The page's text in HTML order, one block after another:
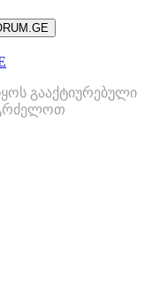
გააქტიურებული